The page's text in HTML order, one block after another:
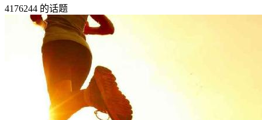
4176244 的话题